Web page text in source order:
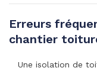
Erreurs
chantier
Une isolation de